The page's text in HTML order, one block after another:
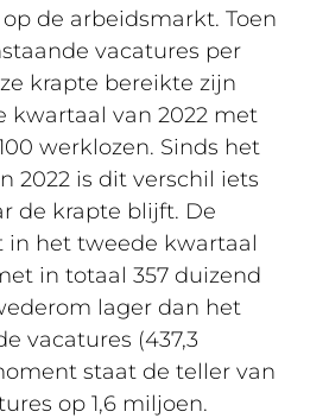
de arbeidsmarkt. Toen
vacatures per
krapte bereikte zijn
kwartaal van 2022 met
werklozen. Sinds het
2022 is dit verschil iets
de krapte blijft. De
het tweede kwartaal
in totaal 357 duizend
lager dan het
vacatures (437,3
staat de teller van
op 1,6 miljoen.